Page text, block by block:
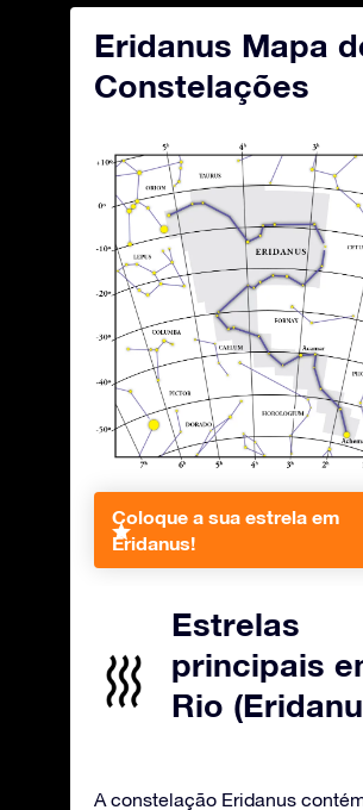
Eridanus Mapa
Constelações
Coloque a sua estrela em
Eridanus!
Estrelas
principais
Rio
A constelação Eridanus